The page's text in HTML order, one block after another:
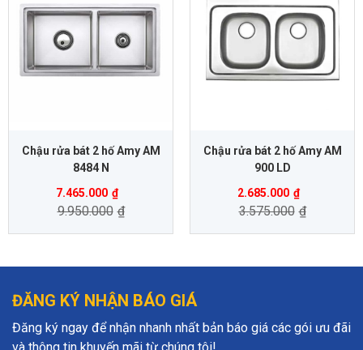
Chậu rửa bát 2 hố Amy AM
8484 N
7.465.000 ₫
9.950.000 ₫
Chậu rửa bát 2 hố Amy AM
900 LD
2.685.000 ₫
3.575.000 ₫
ĐĂNG KÝ NHẬN BÁO GIÁ
Đăng ký ngay để nhận nhanh nhất bản báo giá các gói ưu đãi